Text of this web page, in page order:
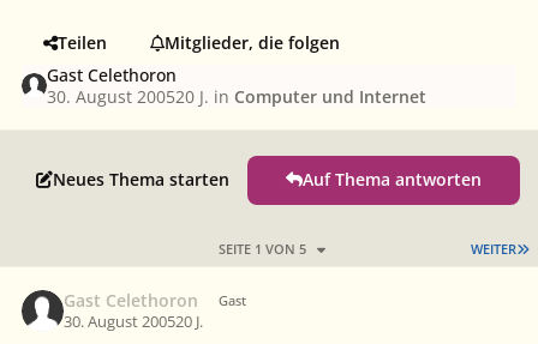
Teilen
Mitglieder, die folgen
Gast Celethoron
30. August 200520 J. in Computer und Internet
Neues Thema starten Auf Thema antworten
WEITER
SEITE 1 VON 5
Gast Celethoron Gast
30. August 200520 J.